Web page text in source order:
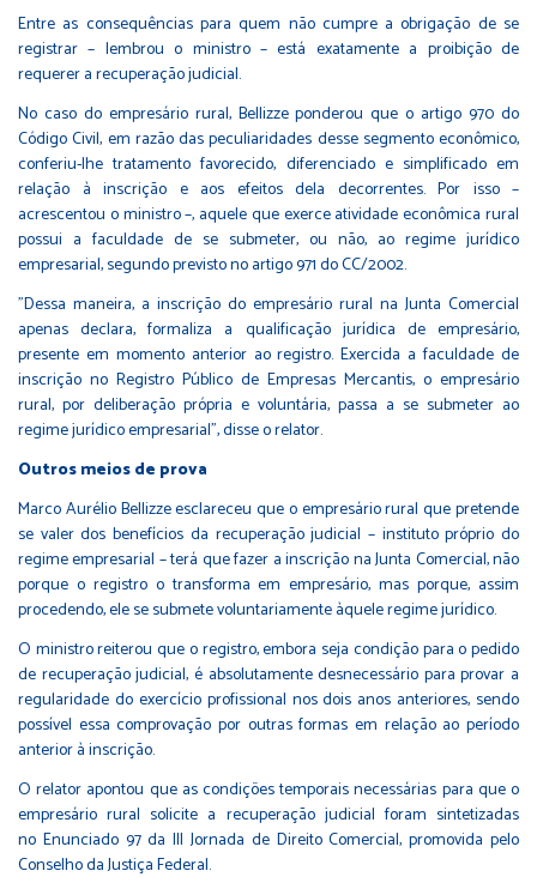
Entre as consequências para quem não cumpre a obrigação de se
registrar – lembrou o ministro – está exatamente a proibição de
requerer a recuperação judicial.
No caso do empresário rural, Bellizze ponderou que o artigo 970 do
Código Civil, em razão das peculiaridades desse segmento econômico,
conferiu-lhe tratamento favorecido, diferenciado e simplificado em
relação à inscrição e aos efeitos dela decorrentes. Por isso –
acrescentou o ministro –, aquele que exerce atividade econômica rural
possui a faculdade de se submeter, ou não, ao regime jurídico
empresarial, segundo previsto no artigo 971 do CC/2002.
"Dessa maneira, a inscrição do empresário rural na Junta Comercial
apenas declara, formaliza a qualificação jurídica de empresário,
presente em momento anterior ao registro. Exercida a faculdade de
inscrição no Registro Público de Empresas Mercantis, o empresário
rural, por deliberação própria e voluntária, passa a se submeter ao
regime jurídico empresarial", disse o relator.
Outros meios de prova
Marco Aurélio Bellizze esclareceu que o empresário rural que pretende
se valer dos benefícios da recuperação judicial – instituto próprio do
regime empresarial – terá que fazer a inscrição na Junta Comercial, não
porque o registro o transforma em empresário, mas porque, assim
procedendo, ele se submete voluntariamente àquele regime jurídico.
O ministro reiterou que o registro, embora seja condição para o pedido
de recuperação judicial, é absolutamente desnecessário para provar a
regularidade do exercício profissional nos dois anos anteriores, sendo
possível essa comprovação por outras formas em relação ao período
anterior à inscrição.
O relator apontou que as condições temporais necessárias para que o
empresário rural solicite a recuperação judicial foram sintetizadas
no Enunciado 97 da III Jornada de Direito Comercial, promovida pelo
Conselho da Justiça Federal.